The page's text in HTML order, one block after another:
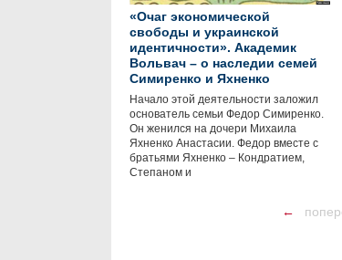
«Очаг экономической
свободы и украинской
идентичности». Академик
Вольвач – о наследии семей
Симиренко и Яхненко
Начало этой деятельности заложил
основатель семьи Федор Симиренко.
Он женился на дочери Михаила
Яхненко Анастасии. Федор вместе с
братьями Яхненко – Кондратием,
Степаном и
←